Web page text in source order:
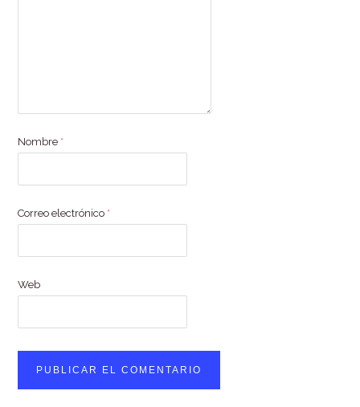
Nombre *
Correo electrónico *
Web